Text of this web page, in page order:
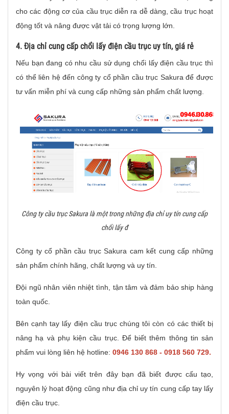
cho các động cơ của cầu trục diễn ra dễ dàng, cầu trục hoạt
động tốt và nâng được vật tải có trọng lượng lớn.
4. Địa chỉ cung cấp chổi lấy điện cầu trục uy tín, giá rẻ
Nếu bạn đang có nhu cầu sử dụng chổi lấy điện cầu trục thì
có thể liên hệ đến công ty cổ phần cầu trục Sakura để được
tư vấn miễn phí và cung cấp những sản phẩm chất lượng.
Công ty cầu trục Sakura là một trong những địa chỉ uy tín cung cấp
chổi lấy đ
Công ty cổ phần cầu trục Sakura cam kết cung cấp những
sản phẩm chính hãng, chất lượng và uy tín.
Đội ngũ nhân viên nhiệt tình, tận tâm và đảm bảo ship hàng
toàn quốc.
Bên cạnh tay lấy điện cầu trục chúng tôi còn có các thiết bị
nâng hạ và phụ kiện cầu trục. Để biết thêm thông tin sản
phẩm vui lòng liên hệ hotline: 0946 130 868 - 0918 560 729.
Hy vọng với bài viết trên đây bạn đã biết được cấu tạo,
nguyên lý hoạt động cũng như địa chỉ uy tín cung cấp tay lấy
điện cầu trục.